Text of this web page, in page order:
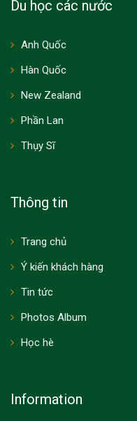
Du học các nước
Anh Quốc
Hàn Quốc
New Zealand
Phần Lan
Thụy Sĩ
Thông tin
Trang chủ
Ý kiến khách hàng
Tin tức
Photos Album
Học hè
Information